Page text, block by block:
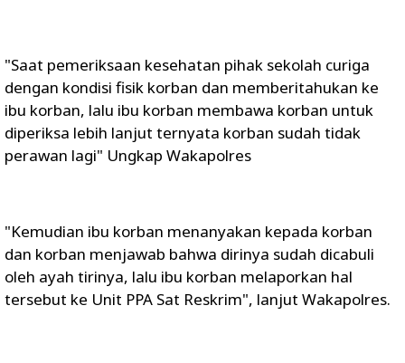
"Saat pemeriksaan kesehatan pihak sekolah curiga
dengan kondisi fisik korban dan memberitahukan ke
ibu korban, lalu ibu korban membawa korban untuk
diperiksa lebih lanjut ternyata korban sudah tidak
perawan lagi" Ungkap Wakapolres
"Kemudian ibu korban menanyakan kepada korban
dan korban menjawab bahwa dirinya sudah dicabuli
oleh ayah tirinya, lalu ibu korban melaporkan hal
tersebut ke Unit PPA Sat Reskrim", lanjut Wakapolres.